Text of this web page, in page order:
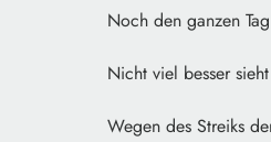
Noch den ganzen
Nicht viel besser
Wegen des Streiks